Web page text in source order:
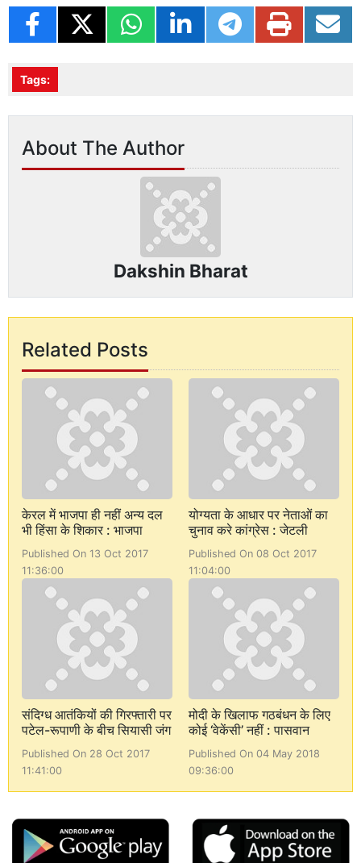
Tags:
About The Author
Dakshin Bharat
Related Posts
केरल में भाजपा ही नहीं अन्य दल
भी हिंसा के शिकार : भाजपा
Published On 13 Oct 2017
11:36:00
योग्यता के आधार पर नेताओं का
चुनाव करे कांग्रेस : जेटली
Published On 08 Oct 2017
11:04:00
संदिग्ध आतंकियों की गिरफ्तारी पर
पटेल-रूपाणी के बीच सियासी जंग
Published On 28 Oct 2017
11:41:00
मोदी के खिलाफ गठबंधन के लिए
कोई ‘वेकेंसी’ नहीं : पासवान
Published On 04 May 2018
09:36:00